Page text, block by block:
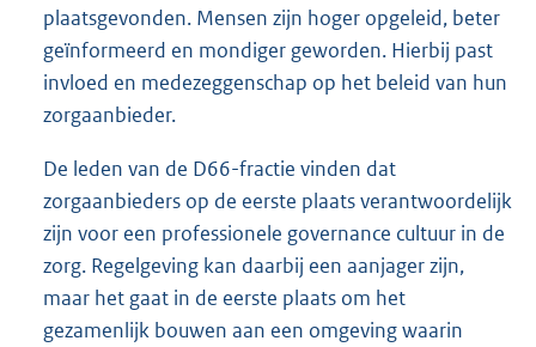
plaatsgevonden. Mensen zijn hoger opgeleid, beter
geïnformeerd en mondiger geworden. Hierbij past
invloed en medezeggenschap op het beleid van hun
zorgaanbieder.
De leden van de D66-fractie vinden dat
zorgaanbieders op de eerste plaats verantwoordelijk
zijn voor een professionele governance cultuur in de
zorg. Regelgeving kan daarbij een aanjager zijn,
maar het gaat in de eerste plaats om het
gezamenlijk bouwen aan een omgeving waarin